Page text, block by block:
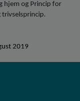
hjem og Princip for
2019